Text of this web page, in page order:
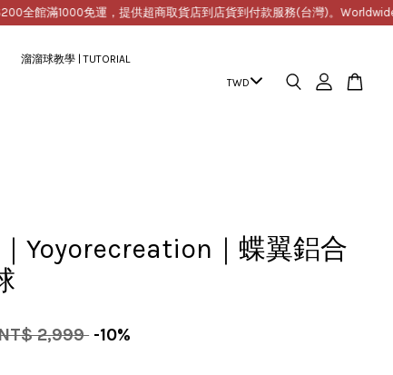
館滿1000免運，提供超商取貨店到店貨到付款服務(台灣)。Worldwide
溜溜球教學 | TUTORIAL
｜Yoyorecreation｜蝶翼鋁合
2,999 -10%